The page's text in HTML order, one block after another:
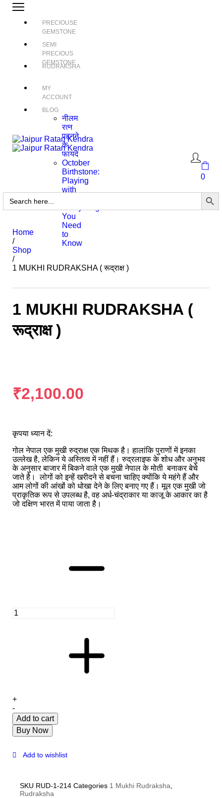
PRECIOUSE
GEMSTONE
SEMI
PRECIOUS
GEMSTONE
RUDRAKSHA
MY
ACCOUNT
BLOG
नीलम
रत्न
पहनने
के
फायदे
October
Birthstone:
Playing
with
You
Need
to
Know
0
Search
for:
Search
Home
/
Shop
/
1 MUKHI RUDRAKSHA ( रूद्राक्ष )
1 MUKHI RUDRAKSHA (
रूद्राक्ष )
₹2,100.00
कृपया ध्यान दें:
गोल नेपाल एक मुखी रुद्राक्ष एक मिथक है। हालांकि पुराणों में इनका
उल्लेख है, लेकिन ये अस्तित्व में नहीं हैं। रुद्रलाइफ के शोध और अनुभव
के अनुसार बाजार में बिकने वाले एक मुखी नेपाल के मोती बनाकर बेचे
जाते है। लोगों को इन्हें खरीदने से बचना चाहिए क्योंकि ये महंगे हैं और
आम लोगों की आंखों को धोखा देने के लिए बनाए गए हैं। मूल एक मुखी जो
प्राकृतिक रूप से उपलब्ध है, वह अर्ध-चंद्राकार या काजू के आकार का है
जो दक्षिण भारत में पाया जाता है।
+
-
Add to cart
Buy Now
Add to wishlist
SKU RUD-1-214 Categories 1 Mukhi Rudraksha
Rudraksha